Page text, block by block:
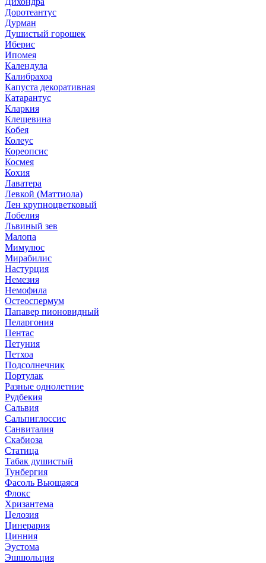
Доротеантус
Дурман
Душистый горошек
Иберис
Ипомея
Календула
Калибрахоа
Капуста декоративная
Катарантус
Кларкия
Клещевина
Кобея
Колеус
Кореопсис
Космея
Кохия
Лаватера
Левкой (Маттиола)
Лен крупноцветковый
Лобелия
Львиный зев
Малопа
Мимулюс
Мирабилис
Настурция
Немезия
Немофила
Остеоспермум
Папавер пионовидный
Пеларгония
Пентас
Петуния
Петхоа
Подсолнечник
Портулак
Разные однолетние
Рудбекия
Сальвия
Сальпиглоссис
Санвиталия
Скабиоза
Статица
Табак душистый
Тунбергия
Фасоль Вьющаяся
Флокс
Хризантема
Целозия
Цинерария
Цинния
Эустома
Эшшольция